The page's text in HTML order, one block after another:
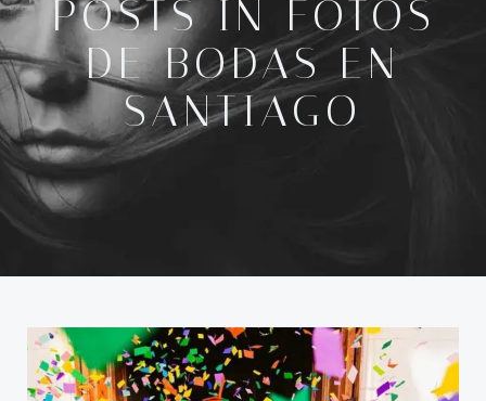
POSTS IN FOTOS
DE BODAS EN
SANTIAGO